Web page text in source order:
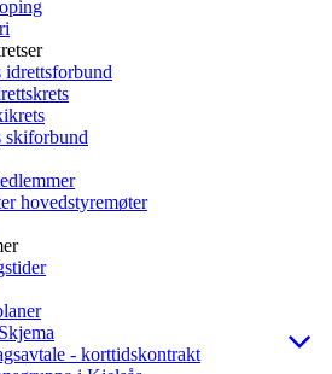
idrettsforbund
skiforbund
hovedstyremøter
- korttidskontrakt